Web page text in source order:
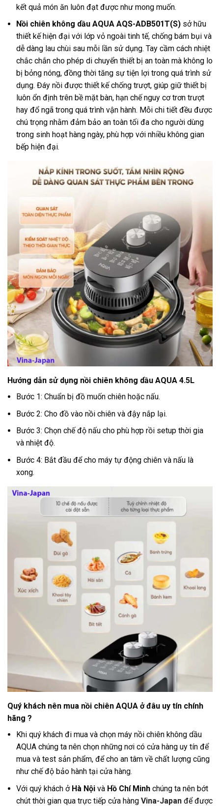
kết quả món ăn luôn đạt được như mong muốn.
Nồi chiên không dầu AQUA AQS-ADB501T(S) sở hữu
thiết kế hiện đại với lớp vỏ ngoài tinh tế, chống bám bụi và
dễ dàng lau chùi sau mỗi lần sử dụng. Tay cầm cách nhiệt
chắc chắn cho phép di chuyển thiết bị an toàn mà không lo
bị bỏng nóng, đồng thời tăng sự tiện lợi trong quá trình sử
dụng. Đáy nồi được thiết kế chống trượt, giúp giữ thiết bị
luôn ổn định trên bề mặt bàn, hạn chế nguy cơ trơn trượt
hay đổ ngã trong quá trình vận hành. Mỗi chi tiết đều được
chú trọng nhằm đảm bảo an toàn tối đa cho người dùng
trong sinh hoạt hàng ngày, phù hợp với nhiều không gian
bếp hiện đại.
Hướng dẫn sử dụng nồi chiên không dầu AQUA 4.5L
Bước 1: Chuẩn bị đồ muốn chiên hoặc nấu.
Bước 2: Cho đồ vào nồi chiên và đậy nắp lại.
Bước 3: Chọn chế độ nấu cho phù hợp rồi setup thời gia
và nhiệt độ.
Bước 4: Bắt đầu để cho máy tự động chiên và nấu là
xong.
Quý khách nên mua nồi chiên AQUA ở đâu uy tín chính
hãng ?
Khi quý khách đi mua và chọn máy nồi chiên không dầu
AQUA chúng ta nên chọn những nơi có cửa hàng uy tín để
mua và test sản phẩm, để cho an tâm về chất lượng cũng
như chế độ bảo hành tại cửa hàng.
Với quý khách ở Hà Nội và Hồ Chí Minh chúng ta nên bớt
chút thời gian qua trực tiếp cửa hàng Vina-Japan để được